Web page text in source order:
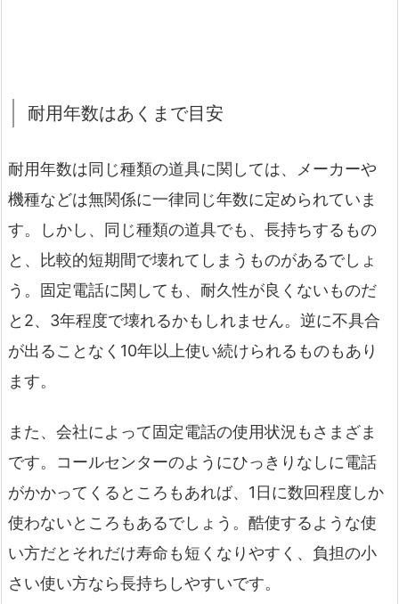
耐用年数はあくまで目安
耐用年数は同じ種類の道具に関しては、メーカーや
機種などは無関係に一律同じ年数に定められていま
す。しかし、同じ種類の道具でも、長持ちするもの
と、比較的短期間で壊れてしまうものがあるでしょ
う。固定電話に関しても、耐久性が良くないものだ
と2、3年程度で壊れるかもしれません。逆に不具合
が出ることなく10年以上使い続けられるものもあり
ます。
また、会社によって固定電話の使用状況もさまざま
です。コールセンターのようにひっきりなしに電話
がかかってくるところもあれば、1日に数回程度しか
使わないところもあるでしょう。酷使するような使
い方だとそれだけ寿命も短くなりやすく、負担の小
さい使い方なら長持ちしやすいです。